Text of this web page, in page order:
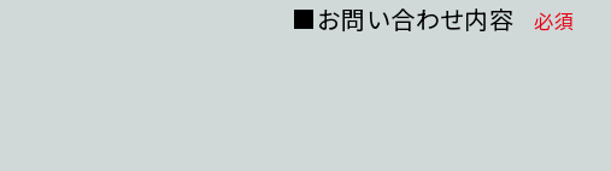
■お問い合わせ内容 必須